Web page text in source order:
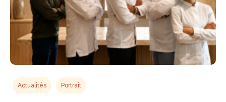
Actualités Portrait